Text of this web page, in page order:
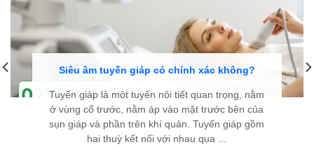
Siêu âm tuyến giáp có chính xác không?
Tuyến giáp là một tuyến nội tiết quan trọng, nằm
ở vùng cổ trước, nằm áp vào mặt trước bên của
sụn giáp và phần trên khí quản. Tuyến giáp gồm
hai thuỳ kết nối với nhau qua ...